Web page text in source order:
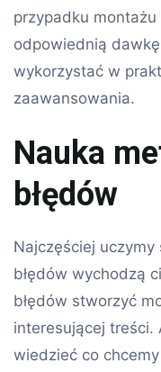
przypadku
odpowiednią
wykorzystać w
zaawansowania.
Nauka
błędów
Najczęściej uczymy
błędów wychodzą
błędów stworzyć
interesującej treści.
wiedzieć co